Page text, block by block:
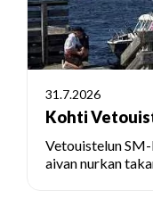
Kohti
31.7.2026
Vetouistelun
aivan nurkan